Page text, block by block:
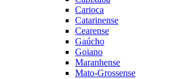
Carioca
Catarinense
Cearense
Gaúcho
Goiano
Maranhense
Mato-Grossense